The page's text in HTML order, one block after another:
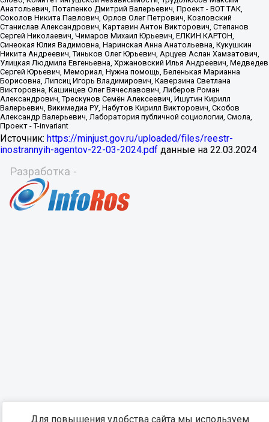
Источник: https://minjust.gov.ru/uploaded/files/reestr-
inostrannyih-agentov-22-03-2024.pdf данные на 22.03.2024
Разработка -
Для повышения удобства сайта мы используем